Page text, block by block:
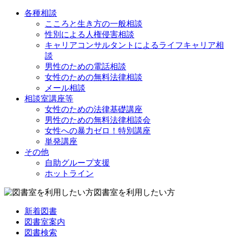
各種相談
こころと生き方の一般相談
性別による人権侵害相談
キャリアコンサルタントによるライフキャリア相
談
男性のための電話相談
女性のための無料法律相談
メール相談
相談室講座等
女性のための法律基礎講座
男性のための無料法律相談会
女性への暴力ゼロ！特別講座
単発講座
その他
自助グループ支援
ホットライン
図書室を利用したい方
新着図書
図書室案内
図書検索